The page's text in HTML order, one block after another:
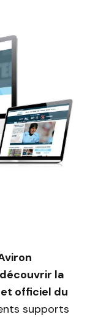
la
officiel du
supports